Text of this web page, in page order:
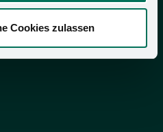
Cookies zulassen